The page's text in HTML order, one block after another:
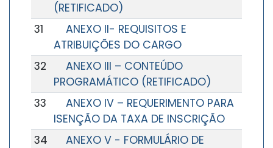
(RETIFICADO)
31
ANEXO II- REQUISITOS E
ATRIBUIÇÕES DO CARGO
32
ANEXO III – CONTEÚDO
PROGRAMÁTICO (RETIFICADO)
33
ANEXO IV – REQUERIMENTO PARA
ISENÇÃO DA TAXA DE INSCRIÇÃO
34
ANEXO V - FORMULÁRIO DE